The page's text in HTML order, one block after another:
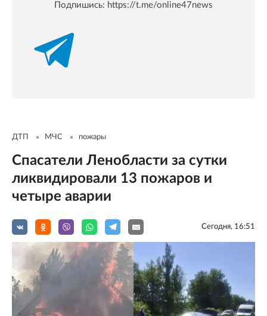
Подпишись: https://t.me/online47news
ДТП МЧС пожары
Спасатели Ленобласти за сутки
ликвидировали 13 пожаров и
четыре аварии
Сегодня, 16:51